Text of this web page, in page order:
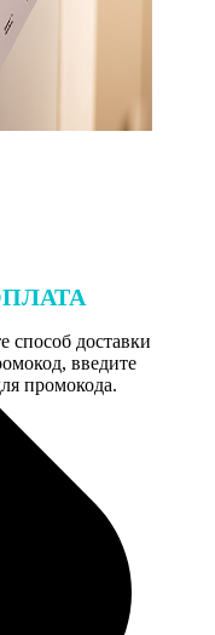
способ доставки
введите
промокода.